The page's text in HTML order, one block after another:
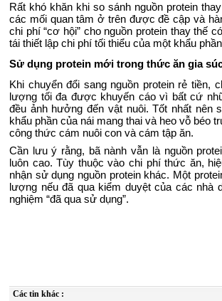
Rất khó khăn khi so sánh nguồn protein
các mối quan tâm ở trên được đề cập và
chi phí “cơ hội” cho nguồn protein thay thế
tái thiết lập chi phí tối thiểu của một khẩu
Sử dụng protein mới trong thức ăn gia
Khi chuyển đổi sang nguồn protein rẻ tiền,
lượng tối đa được khuyến cáo vì bất cứ
đều ảnh hưởng đến vật nuôi. Tốt nhất nên
khẩu phần của nái mang thai và heo vỗ béo
công thức cám nuôi con và cám tập ăn.
Cần lưu ý rằng, bã nành vẫn là nguồn
luôn cao. Tùy thuộc vào chi phí thức ăn,
nhận sử dụng nguồn protein khác. Một
lượng nếu đã qua kiểm duyệt của các nhà
nghiệm “đã qua sử dụng”.
Các tin khác :